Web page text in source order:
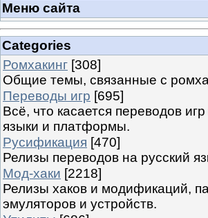
Меню сайта
Categories
Ромхакинг [308]
Общие темы, связанные с
Переводы игр [695]
Всё, что касается переводов
языки и платформы.
Русификация [470]
Релизы переводов на русский
Мод-хаки [2218]
Релизы хаков и модификаций,
эмуляторов и устройств.